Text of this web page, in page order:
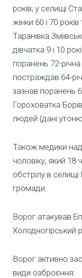
років; у селищі
жінки 60 і 70
Таранівка
дівчатка 9 і 10
поранень 72-
постраждав 64-
зазнав поранень
Гороховатка
людей (дані
Також медики
чоловіку, який
обстрілу в
громади.
Ворог атакував
Холодногірський
Ворог активно
види озброєння: